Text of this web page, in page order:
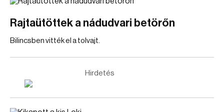
Rajtaütöttek a nádudvari betörőn
Bilincsben vitték el a tolvajt.
Hirdetés